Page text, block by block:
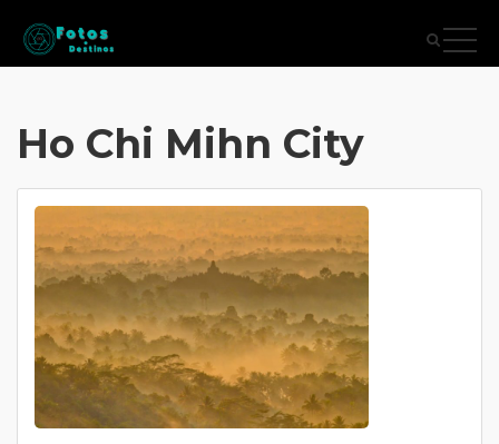
Ho Chi Mihn City